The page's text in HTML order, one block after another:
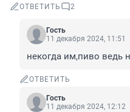
ОТВЕТИТЬ 2
Гость
11 декабря 2024, 11:51
некогда им,пиво ведь
ОТВЕТИТЬ
Гость
11 декабря 2024, 12:12